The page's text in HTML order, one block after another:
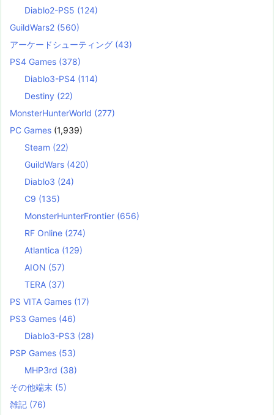
Diablo2-PS5 (124)
GuildWars2 (560)
アーケードシューティング (43)
PS4 Games (378)
Diablo3-PS4 (114)
Destiny (22)
MonsterHunterWorld (277)
PC Games (1,939)
Steam (22)
GuildWars (420)
Diablo3 (24)
C9 (135)
MonsterHunterFrontier (656)
RF Online (274)
Atlantica (129)
AION (57)
TERA (37)
PS VITA Games (17)
PS3 Games (46)
Diablo3-PS3 (28)
PSP Games (53)
MHP3rd (38)
その他端末 (5)
雑記 (76)